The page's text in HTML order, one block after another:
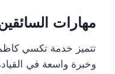
مهارات
تتميز خدمة تكسي
وخبرة واسعة في